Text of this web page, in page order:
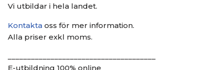
Vi utbildar i hela landet.
Kontakta oss för mer information.
Alla priser exkl moms.
E-utbildning 100% online